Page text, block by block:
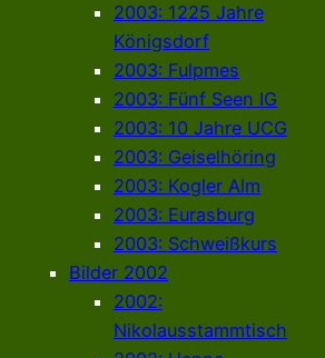
2003: 1225 Jahre
Königsdorf
2003: Fulpmes
2003: Fünf Seen IG
2003: 10 Jahre UCG
2003: Geiselhöring
2003: Kogler Alm
2003: Eurasburg
2003: Schweißkurs
Bilder 2002
2002:
Nikolausstammtisch